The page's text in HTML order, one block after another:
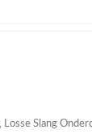
Losse Slang